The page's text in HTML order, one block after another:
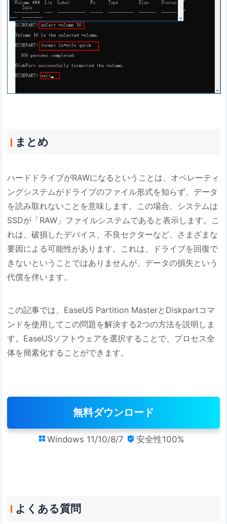
まとめ
ハードドライブがRAWになるということは、オペレーティ
ングシステムがドライブのファイル形式を知らず、データ
を読み取れないことを意味します。この場合、システムは
SSDが「RAW」ファイルシステムであると表示します。こ
れは、破損したデバイス、不良セクターなど、さまざまな
要因による可能性があります。これは、ドライブを回復で
きないということではありませんが、データの損失という
代償を伴います。
この記事では、EaseUS Partition MasterとDiskpartコマ
ンドを使用してこの問題を解決する2つの方法を説明しま
す。EaseUSソフトウェアを選択することで、プロセス全
体を簡素化することができます。
無料ダウンロード
 Windows 11/10/8/7  安全性100%
よくある質問